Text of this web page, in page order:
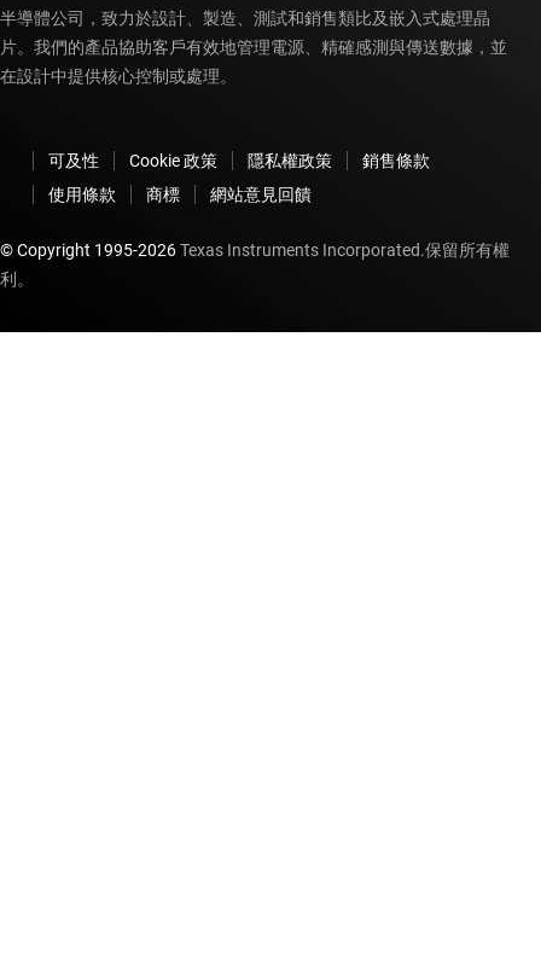
半導體公司，致力於設計、製造、測試和銷售類比及嵌入式處理晶
片。我們的產品協助客戶有效地管理電源、精確感測與傳送數據，並
在設計中提供核心控制或處理。
可及性 Cookie 政策 隱私權政策
銷售條款
使用條款
商標 網站意見回饋
© Copyright 1995-2026Texas Instruments Incorporated.保留所有權
利。